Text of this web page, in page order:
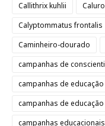
Callithrix kuhlii
Calyptommatus frontalis
Caminheiro-dourado
campanhas de
campanhas de
campanhas de
campanhas educacionais